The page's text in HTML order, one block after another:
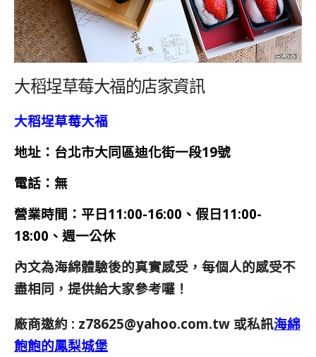
大稻埕草莓大福的店家資訊
大稻埕草莓大福
地址：台北市大同區迪化街一段19號
電話：無
營業時間： 平日11:00-16:00、假日11:00-
18:00、週一公休
內文為海綿體驗後的真實感受，每個人的感受不
盡相同，提供給大家參考囉！
廠商邀約 : z78625@yahoo.com.tw 或私訊海綿
飽飽的鳳梨城堡